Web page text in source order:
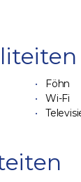
Föhn
Wi-Fi